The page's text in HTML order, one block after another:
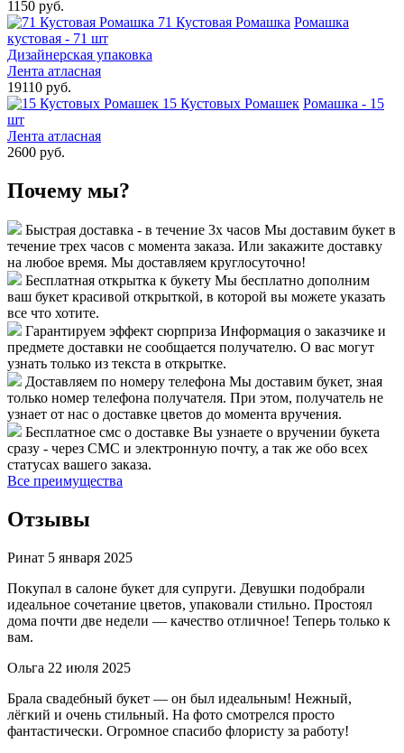
1150 руб.
71 Кустовая Ромашка Ромашка
кустовая - 71 шт
Дизайнерская упаковка
Лента атласная
19110 руб.
15 Кустовых Ромашек Ромашка - 15
шт
Лента атласная
2600 руб.
Почему мы?
Быстрая доставка - в течение 3х часов Мы доставим букет в
течение трех часов с момента заказа. Или закажите доставку
на любое время. Мы доставляем круглосуточно!
Бесплатная открытка к букету Мы бесплатно дополним
ваш букет красивой открыткой, в которой вы можете указать
все что хотите.
Гарантируем эффект сюрприза Информация о заказчике и
предмете доставки не сообщается получателю. О вас могут
узнать только из текста в открытке.
Доставляем по номеру телефона Мы доставим букет, зная
только номер телефона получателя. При этом, получатель не
узнает от нас о доставке цветов до момента вручения.
Бесплатное смс о доставке Вы узнаете о вручении букета
сразу - через СМС и электронную почту, а так же обо всех
статусах вашего заказа.
Все преимущества
Отзывы
Ринат 5 января 2025
Покупал в салоне букет для супруги. Девушки подобрали
идеальное сочетание цветов, упаковали стильно. Простоял
дома почти две недели — качество отличное! Теперь только к
вам.
Ольга 22 июля 2025
Брала свадебный букет — он был идеальным! Нежный,
лёгкий и очень стильный. На фото смотрелся просто
фантастически. Огромное спасибо флористу за работу!